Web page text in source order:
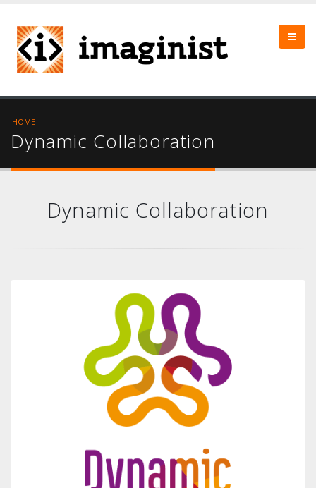
HOME
Dynamic Collaboration
Dynamic Collaboration